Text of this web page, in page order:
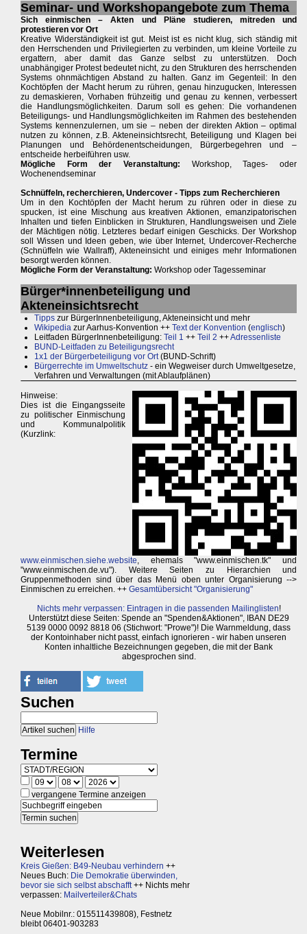
Seminar- und Workshopangebote zum Thema
Sich einmischen – Akten und Pläne studieren, mitreden und
protestieren vor Ort
Kreative Widerständigkeit ist gut. Meist ist es nicht klug, sich ständig mit
den Herrschenden und Privilegierten zu verbinden, um kleine Vorteile zu
ergattern, aber damit das Ganze selbst zu unterstützen. Doch
unabhängiger Protest bedeutet nicht, zu den Strukturen des herrschenden
Systems ohnmächtigen Abstand zu halten. Ganz im Gegenteil: In den
Kochtöpfen der Macht herum zu rühren, genau hinzugucken, Interessen
zu demaskieren, Vorhaben frühzeitig und genau zu kennen, verbessert
die Handlungsmöglichkeiten. Darum soll es gehen: Die vorhandenen
Beteiligungs- und Handlungsmöglichkeiten im Rahmen des bestehenden
Systems kennenzulernen, um sie – neben der direkten Aktion – optimal
nutzen zu können, z.B. Akteneinsichtsrecht, Beteiligung und Klagen bei
Planungen und Behördenentscheidungen, Bürgerbegehren und –
entscheide herbeiführen usw.
Mögliche Form der Veranstaltung: Workshop, Tages- oder
Wochenendseminar
Schnüffeln, recherchieren, Undercover - Tipps zum Recherchieren
Um in den Kochtöpfen der Macht herum zu rühren oder in diese zu
spucken, ist eine Mischung aus kreativen Aktionen, emanzipatorischen
Inhalten und tiefen Einblicken in Strukturen, Handlungsweisen und Ziele
der Mächtigen nötig. Letzteres bedarf einigen Geschicks. Der Workshop
soll Wissen und Ideen geben, wie über Internet, Undercover-Recherche
(Schnüffeln wie Wallraff), Akteneinsicht und einiges mehr Informationen
besorgt werden können.
Mögliche Form der Veranstaltung: Workshop oder Tagesseminar
Bürger*innenbeteiligung und
Akteneinsichtsrecht
Tipps zur BürgerInnenbeteiligung, Akteneinsicht und mehr
Wikipedia zur Aarhus-Konvention ++ Text der Konvention (englisch)
Leitfaden BürgerInnenbeteiligung: Teil 1 ++ Teil 2 ++Adressenliste
BUND-Leitfaden zu Beteiligungsrecht
1x1 der Bürgerbeteiligung vor Ort(BUND-Schrift)
Bürgerrechte im Umweltschutz - ein Wegweiser durch Umweltgesetze,
Verfahren und Verwaltungen (mit Ablaufplänen)
Hinweise:
Dies ist die Eingangsseite
zu politischer Einmischung
und Kommunalpolitik
(Kurzlink:
www.einmischen.siehe.website, ehemals "www.einmischen.tk" und
"www.einmischen.de.vu"). Weitere Seiten zu Hierarchien und
Gruppenmethoden sind über das Menü oben unter Organisierung -->
Einmischen zu erreichen. ++ Gesamtübersicht "Organisierung"
Nichts mehr verpassen: Eintragen in die passenden Mailinglisten!
Unterstützt diese Seiten: Spende an "Spenden&Aktionen", IBAN DE29
5139 0000 0092 8818 06 (Stichwort: "Prowe")! Die Warnmeldung, dass
der Kontoinhaber nicht passt, einfach ignorieren - wir haben unseren
Konten inhaltliche Bezeichnungen gegeben, die mit der Bank
abgesprochen sind.
Suchen
Hilfe
Termine
vergangene Termine anzeigen
Weiterlesen
Kreis Gießen: B49-Neubau verhindern ++
Neues Buch: Die Demokratie überwinden,
bevor sie sich selbst abschafft++ Nichts mehr
verpassen: Mailverteiler&Chats
Neue Mobilnr.: 015511439808), Festnetz
bleibt 06401-903283